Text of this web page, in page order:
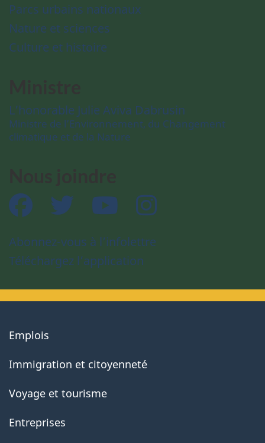
Parcs urbains nationaux
Nature et sciences
Culture et histoire
L’honorable Julie Aviva Dabrusin
Ministre de l’Environnement, du Changement
climatique et de la Nature
Facebook Twitter YouTube
Abonnez-vous à l’infolettre
Téléchargez l’application
About
government
Emplois
Immigration et citoyenneté
Voyage et tourisme
Entreprises